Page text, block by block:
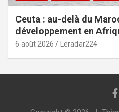
Ceuta : au-delà du
développement en
6 août 2026 Leradar224